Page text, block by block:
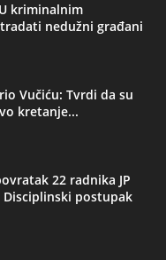
kriminalnim
nedužni građani
Vučiću: Tvrdi da su
kretanje...
22 radnika JP
postupak